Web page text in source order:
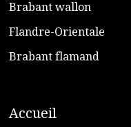
​Brabant wallon
​Flandre-Orientale
​Brabant flamand
Accueil